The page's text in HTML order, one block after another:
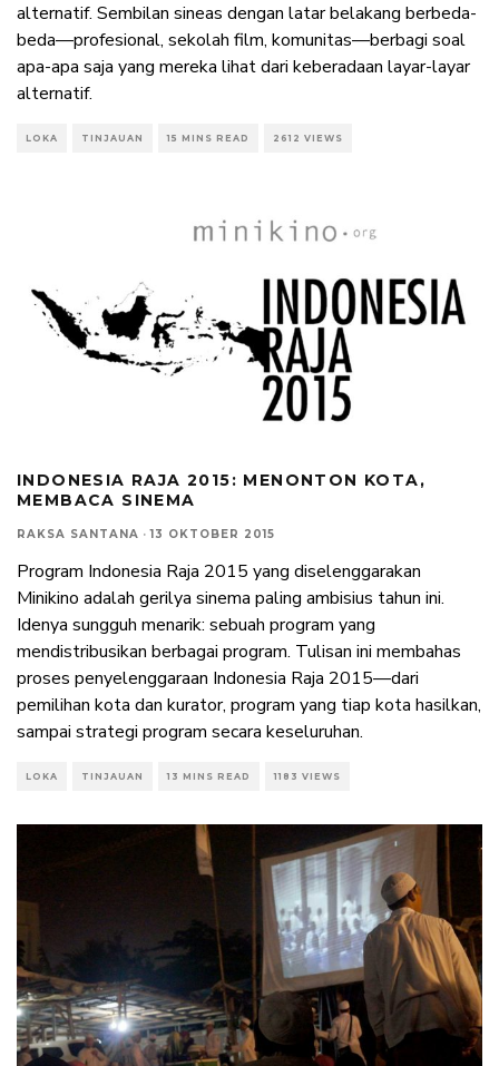
alternatif. Sembilan sineas dengan latar belakang berbeda-
beda—profesional, sekolah film, komunitas—berbagi soal
apa-apa saja yang mereka lihat dari keberadaan layar-layar
alternatif.
LOKA TINJAUAN 15 MINS READ 2612 VIEWS
INDONESIA RAJA 2015: MENONTON KOTA,
MEMBACA SINEMA
RAKSA SANTANA · 13 OKTOBER 2015
Program Indonesia Raja 2015 yang diselenggarakan
Minikino adalah gerilya sinema paling ambisius tahun ini.
Idenya sungguh menarik: sebuah program yang
mendistribusikan berbagai program. Tulisan ini membahas
proses penyelenggaraan Indonesia Raja 2015—dari
pemilihan kota dan kurator, program yang tiap kota hasilkan,
sampai strategi program secara keseluruhan.
LOKA TINJAUAN 13 MINS READ 1183 VIEWS